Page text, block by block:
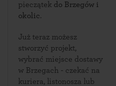
pieczątek do Brzegów i
okolic.
Już teraz możesz
stworzyć projekt,
wybrać miejsce dostawy
w Brzegach - czekać na
kuriera, listonosza lub